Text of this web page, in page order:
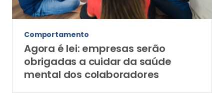
Comportamento
Agora é lei: empresas serão
obrigadas a cuidar da saúde
mental dos colaboradores